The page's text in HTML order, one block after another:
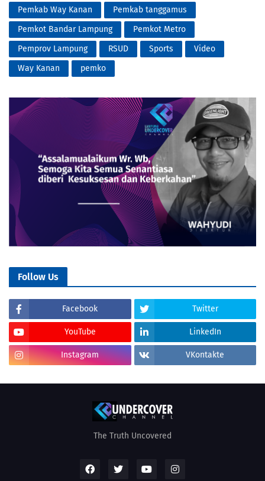
Pemkab Way Kanan
Pemkab tanggamus
Pemkot Bandar Lampung
Pemkot Metro
Pemprov Lampung
RSUD Sports
Video
Way Kanan
pemko
Follow Us
Facebook Twitter
YouTube LinkedIn
Instagram VKontakte
The Truth Uncovered